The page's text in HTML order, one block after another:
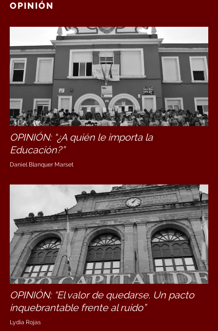
OPINIÓN
OPINIÓN: “¿A quién le importa la
Educación?”
Daniel Blanquer Marset
OPINIÓN: “El valor de quedarse. Un pacto
inquebrantable frente al ruido”
Lydia Rojas